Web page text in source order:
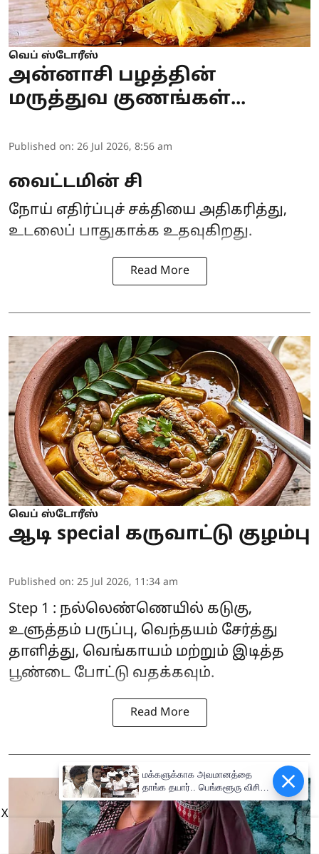
வெப் ஸ்டோரீஸ்
அன்னாசி பழத்தின்
மருத்துவ குணங்கள்...
Published on: 26 Jul 2026, 8:56 am
வைட்டமின் சி
நோய் எதிர்ப்புச் சக்தியை அதிகரித்து,
உடலைப் பாதுகாக்க உதவுகிறது.
Read More
வெப் ஸ்டோரீஸ்
ஆடி special கருவாட்டு குழம்பு
Published on: 25 Jul 2026, 11:34 am
Step 1 : நல்லெண்ணெயில் கடுகு,
உளுத்தம் பருப்பு, வெந்தயம் சேர்த்து
தாளித்து, வெங்காயம் மற்றும் இடித்த
பூண்டை போட்டு வதக்கவும்.
Read More
Epaper
X
மக்களுக்காக அவமானத்தை
தாங்க தயார்.. பெங்களூரு விசிட்
குறித்து உதயநிதி கேள்விக்கு
முதல்வர் விஜய் பதில்